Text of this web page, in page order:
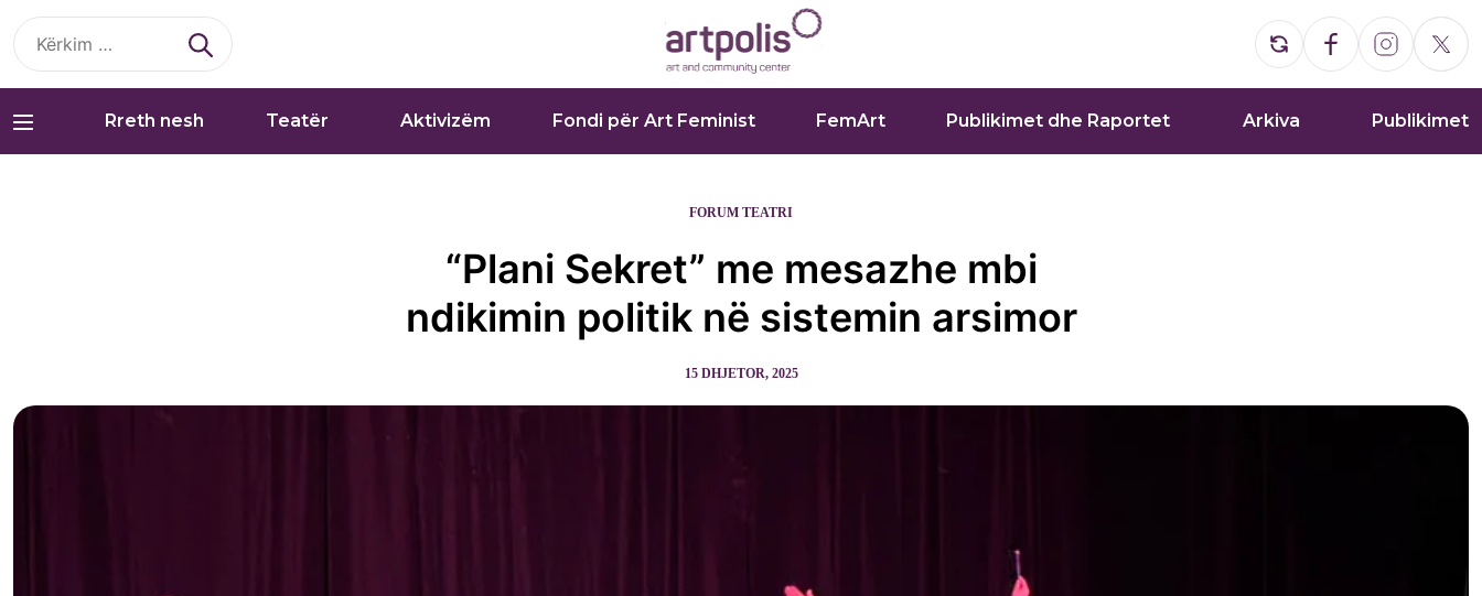
Kërko
për:
Rreth nesh Teatër Aktivizëm Fondi për Art Feminist FemArt Publikimet dhe Raportet Arkiva Publikimet
FORUM TEATRI
“Plani Sekret” me mesazhe mbi
ndikimin politik në sistemin arsimor
15 DHJETOR, 2025